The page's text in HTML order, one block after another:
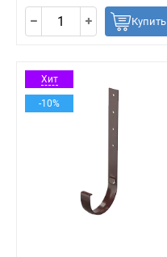
Купить
Хит
-10%